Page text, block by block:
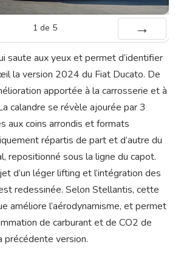
1 de 5
saute aux yeux et permet d’identifier
la version 2024 du Fiat Ducato. De
apportée à la carrosserie et à
calandre se révèle ajourée par 3
aux coins arrondis et formats
répartis de part et d’autre du
repositionné sous la ligne du capot.
d’un léger lifting et l’intégration des
redessinée. Selon Stellantis, cette
améliore l’aérodynamisme, et permet
de carburant et de CO2 de
précédente version.